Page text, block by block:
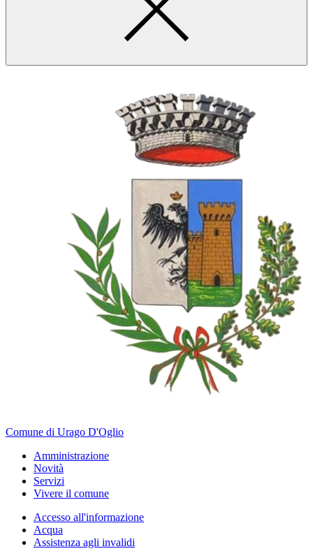
Comune di Urago D'Oglio
Amministrazione
Novità
Servizi
Vivere il comune
Accesso all'informazione
Acqua
Assistenza agli invalidi